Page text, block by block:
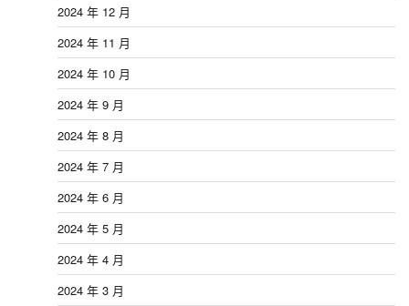
2024 年 12 月
2024 年 11 月
2024 年 10 月
2024 年 9 月
2024 年 8 月
2024 年 7 月
2024 年 6 月
2024 年 5 月
2024 年 4 月
2024 年 3 月